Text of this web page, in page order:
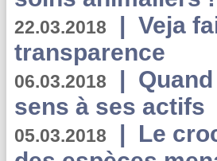
22.03.2018 | Veja
transparence
06.03.2018 |
sens à ses actifs
05.03.2018 | Le